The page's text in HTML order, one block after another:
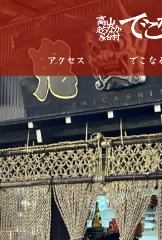
アクセス でこな